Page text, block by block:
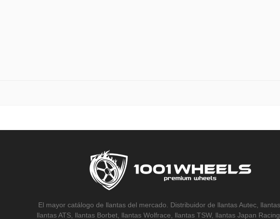
El mayor catálogo de llantas del mercado. Distribuidor de llantas Autec, llantas
llantas ATS, llantas Borbet, llantas Wolfrace, llantas TSW, llantas Japan